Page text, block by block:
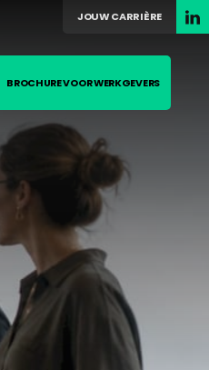
JOUW CARRIÈRE
BROCHURE VOOR WERKGEVERS